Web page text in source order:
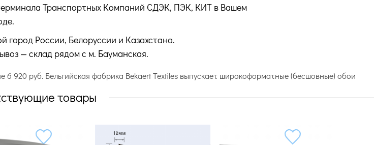
Транспортных Компаний СДЭК, ПЭК, КИТ в Вашем
город России, Белоруссии и Казахстана.
— склад рядом с м. Бауманская.
6 920 руб. Бельгийская фабрика Bekaert Textiles выпускает широкоформатные (бесшовные) обои
товары